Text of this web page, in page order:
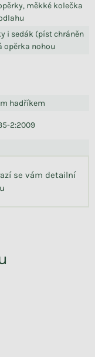
měkké kolečka
i sedák (píst chráněn
opěrka nohou
hadříkem
2:2009
se vám detailní